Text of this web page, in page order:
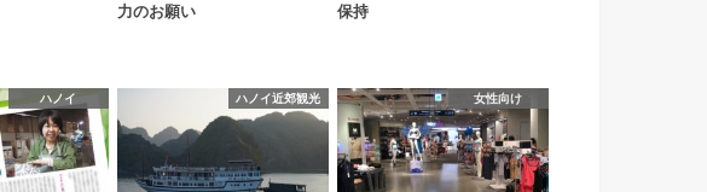
力のお願い
保持
ハノイ ハノイ近郊観光 女性向け